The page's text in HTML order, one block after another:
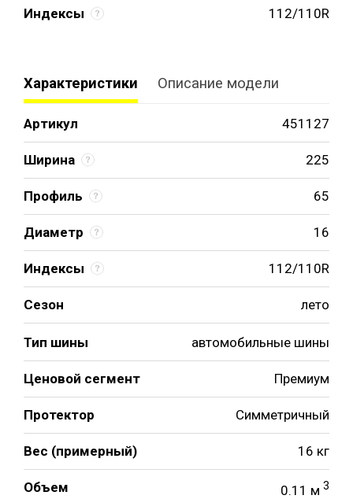
Индексы 112/110R
Характеристики Описание модели
Артикул 451127
Ширина 225
Профиль 65
Диаметр 16
Индексы 112/110R
Сезон лето
Тип шины автомобильные шины
Ценовой сегмент Премиум
Протектор Симметричный
Вес (примерный) 16 кг
Объем 0.11 м 3